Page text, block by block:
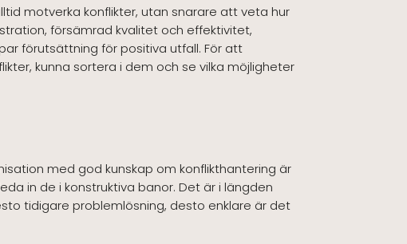
motverka konflikter, utan snarare att veta hur
försämrad kvalitet och effektivitet,
förutsättning för positiva utfall. För att
kunna sortera i dem och se vilka möjligheter
med god kunskap om konflikthantering är
in de i konstruktiva banor. Det är i längden
tidigare problemlösning, desto enklare är det